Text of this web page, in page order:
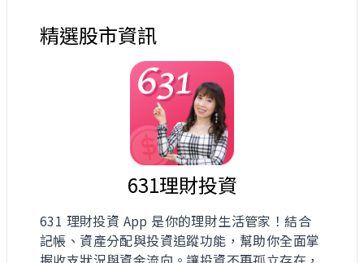
精選股市資訊
631理財投資
631 理財投資 App 是你的理財生活管家！結合
記帳、資產分配與投資追蹤功能，幫助你全面掌